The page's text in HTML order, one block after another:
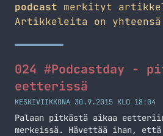
podcast merkityt
Artikkeleita on yhteensä
024 #Podcastday -
eetterissä
KESKIVIIKKONA 30.9.2015 KLO 18:04
Palaan pitkästä aikaa
merkeissä. Hävettää ihan, että